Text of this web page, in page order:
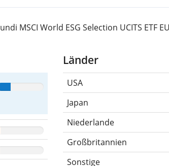
MSCI World ESG Selection UCITS ETF
Länder
USA
Japan
Niederlande
Großbritannien
Sonstige